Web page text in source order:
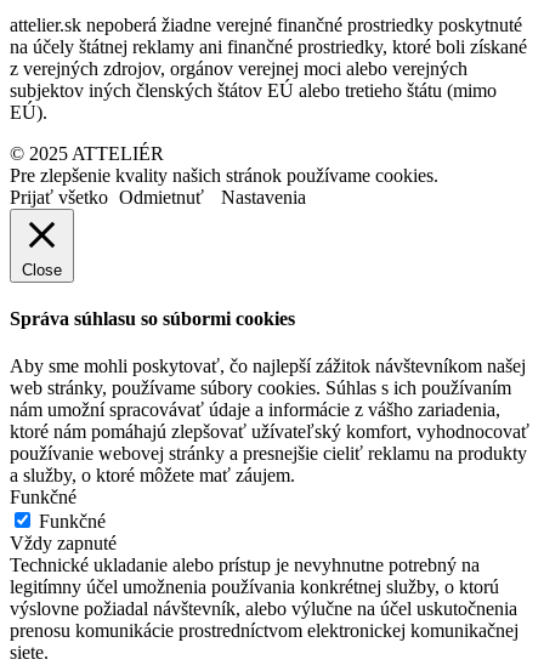
attelier.sk nepoberá žiadne verejné finančné prostriedky poskytnuté
na účely štátnej reklamy ani finančné prostriedky, ktoré boli získané
z verejných zdrojov, orgánov verejnej moci alebo verejných
subjektov iných členských štátov EÚ alebo tretieho štátu (mimo
EÚ).
© 2025 ATTELIÉR
Pre zlepšenie kvality našich stránok používame cookies.
Prijať všetko Odmietnuť Nastavenia
Close
Správa súhlasu so súbormi cookies
Aby sme mohli poskytovať, čo najlepší zážitok návštevníkom našej
web stránky, používame súbory cookies. Súhlas s ich používaním
nám umožní spracovávať údaje a informácie z vášho zariadenia,
ktoré nám pomáhajú zlepšovať užívateľský komfort, vyhodnocovať
používanie webovej stránky a presnejšie cieliť reklamu na produkty
a služby, o ktoré môžete mať záujem.
Funkčné
Funkčné
Vždy zapnuté
Technické ukladanie alebo prístup je nevyhnutne potrebný na
legitímny účel umožnenia používania konkrétnej služby, o ktorú
výslovne požiadal návštevník, alebo výlučne na účel uskutočnenia
prenosu komunikácie prostredníctvom elektronickej komunikačnej
siete.